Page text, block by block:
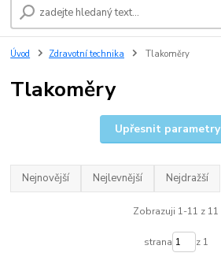
Úvod Zdravotní technika Tlakoměry
Tlakoměry
Upřesnit parametry
Nejnovější Nejlevnější Nejdražší
Zobrazuji 1-11 z 11
strana z 1